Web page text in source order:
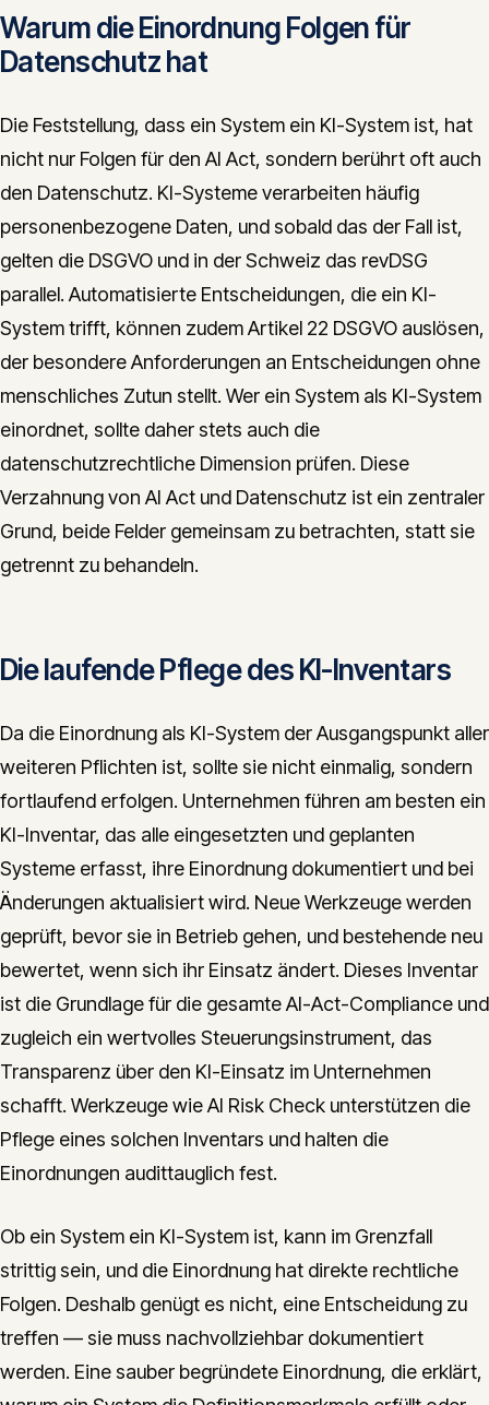
Warum die Einordnung Folgen für
Datenschutz hat
Die Feststellung, dass ein System ein KI-System ist, hat
nicht nur Folgen für den AI Act, sondern berührt oft auch
den Datenschutz. KI-Systeme verarbeiten häufig
personenbezogene Daten, und sobald das der Fall ist,
gelten die DSGVO und in der Schweiz das revDSG
parallel. Automatisierte Entscheidungen, die ein KI-
System trifft, können zudem Artikel 22 DSGVO auslösen,
der besondere Anforderungen an Entscheidungen ohne
menschliches Zutun stellt. Wer ein System als KI-System
einordnet, sollte daher stets auch die
datenschutzrechtliche Dimension prüfen. Diese
Verzahnung von AI Act und Datenschutz ist ein zentraler
Grund, beide Felder gemeinsam zu betrachten, statt sie
getrennt zu behandeln.
Die laufende Pflege des KI-Inventars
Da die Einordnung als KI-System der Ausgangspunkt aller
weiteren Pflichten ist, sollte sie nicht einmalig, sondern
fortlaufend erfolgen. Unternehmen führen am besten ein
KI-Inventar, das alle eingesetzten und geplanten
Systeme erfasst, ihre Einordnung dokumentiert und bei
Änderungen aktualisiert wird. Neue Werkzeuge werden
geprüft, bevor sie in Betrieb gehen, und bestehende neu
bewertet, wenn sich ihr Einsatz ändert. Dieses Inventar
ist die Grundlage für die gesamte AI-Act-Compliance und
zugleich ein wertvolles Steuerungsinstrument, das
Transparenz über den KI-Einsatz im Unternehmen
schafft. Werkzeuge wie AI Risk Check unterstützen die
Pflege eines solchen Inventars und halten die
Einordnungen audittauglich fest.
Ob ein System ein KI-System ist, kann im Grenzfall
strittig sein, und die Einordnung hat direkte rechtliche
Folgen. Deshalb genügt es nicht, eine Entscheidung zu
treffen — sie muss nachvollziehbar dokumentiert
werden. Eine sauber begründete Einordnung, die erklärt,